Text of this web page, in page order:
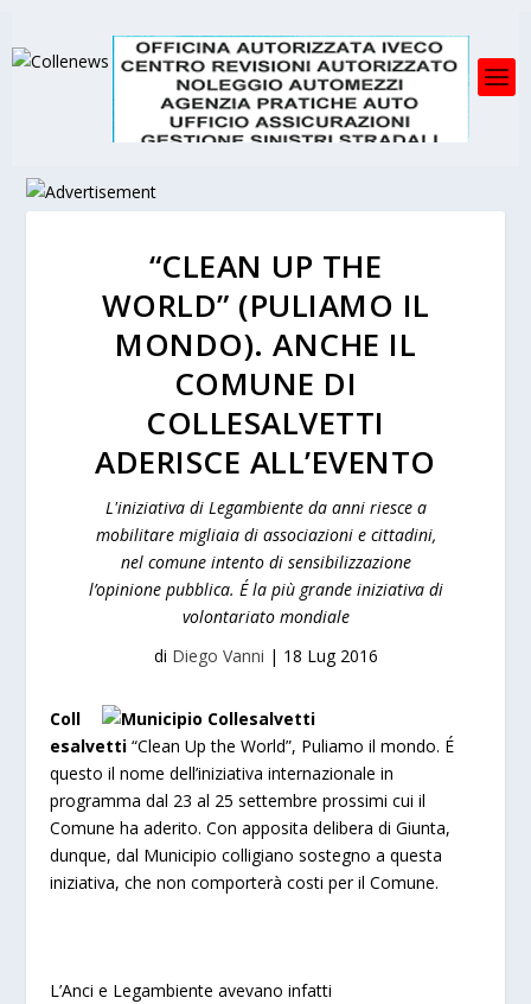
“CLEAN UP THE
WORLD” (PULIAMO IL
MONDO). ANCHE IL
COMUNE DI
COLLESALVETTI
ADERISCE ALL’EVENTO
L'iniziativa di Legambiente da anni riesce a
mobilitare migliaia di associazioni e cittadini,
nel comune intento di sensibilizzazione
l’opinione pubblica. É la più grande iniziativa di
volontariato mondiale
di Diego Vanni | 18 Lug 2016
Coll
esalvetti“Clean Up the World”, Puliamo il mondo. É
questo il nome dell’iniziativa internazionale in
programma dal 23 al 25 settembre prossimi cui il
Comune ha aderito. Con apposita delibera di Giunta,
dunque, dal Municipio colligiano sostegno a questa
iniziativa, che non comporterà costi per il Comune.
L’Anci e Legambiente avevano infatti